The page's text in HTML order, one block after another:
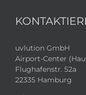
uvlution GmbH
Airport-Center
Flughafenstr. 52a
22335 Hamburg